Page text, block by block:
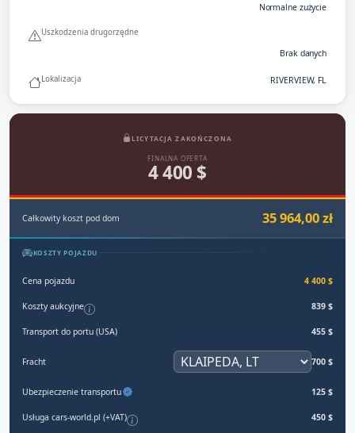
Normalne zużycie
Uszkodzenia drugorzędne
Brak danych
Lokalizacja RIVERVIEW, FL
LICYTACJA ZAKOŃCZONA
FINALNA OFERTA
4 400 $
Całkowity koszt pod dom 35 964,00 zł
KOSZTY POJAZDU
Cena pojazdu 4 400 $
Koszty aukcyjne 839 $
Transport do portu (USA) 455 $
Fracht 700 $
Ubezpieczenie transportu 125 $
Usługa cars-world.pl (+VAT) 450 $